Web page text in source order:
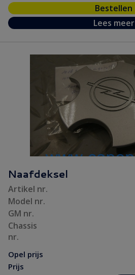
Bestellen
Lees meer
Naafdeksel
Artikel nr.
Model nr.
GM nr.
Chassis
nr.
Opel prijs
Prijs